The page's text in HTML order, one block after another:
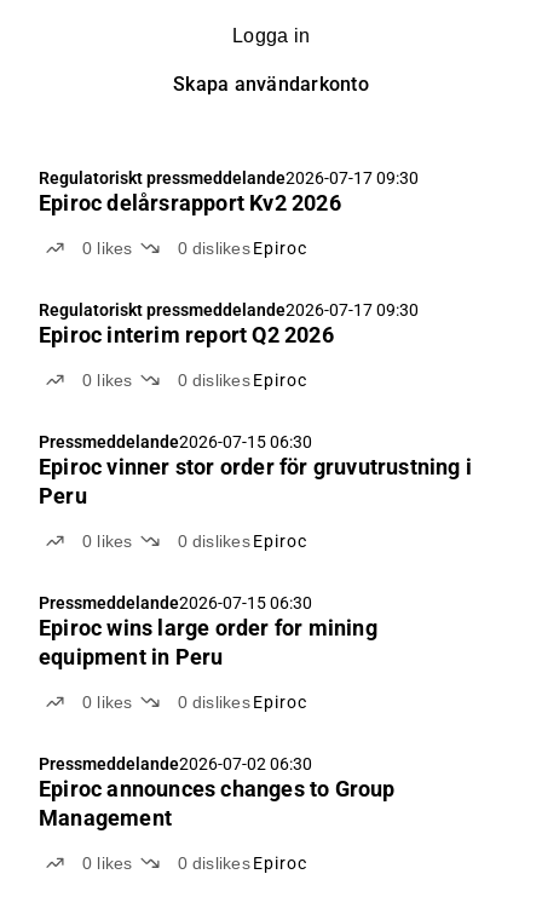
Logga in
Skapa användarkonto
Regulatoriskt pressmeddelande2026-07-17 09:30
Epiroc delårsrapport Kv2 2026
0 likes 0 dislikes Epiroc
Regulatoriskt pressmeddelande2026-07-17 09:30
Epiroc interim report Q2 2026
0 likes 0 dislikes Epiroc
Pressmeddelande2026-07-15 06:30
Epiroc vinner stor order för gruvutrustning i
Peru
0 likes 0 dislikes Epiroc
Pressmeddelande2026-07-15 06:30
Epiroc wins large order for mining
equipment in Peru
0 likes 0 dislikes Epiroc
Pressmeddelande2026-07-02 06:30
Epiroc announces changes to Group
Management
0 likes 0 dislikes Epiroc